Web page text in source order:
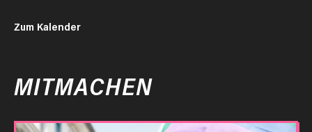
Zum Kalender
MITMACHEN